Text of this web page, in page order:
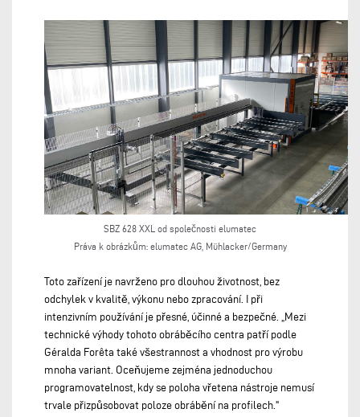
SBZ 628 XXL od společnosti elumatec
Práva k obrázkům: elumatec AG, Mühlacker/Germany
Toto zařízení je navrženo pro dlouhou životnost, bez
odchylek v kvalitě, výkonu nebo zpracování. I při
intenzivním používání je přesné, účinné a bezpečné. „Mezi
technické výhody tohoto obráběcího centra patří podle
Géralda Forêta také všestrannost a vhodnost pro výrobu
mnoha variant. Oceňujeme zejména jednoduchou
programovatelnost, kdy se poloha vřetena nástroje nemusí
trvale přizpůsobovat poloze obrábění na profilech."